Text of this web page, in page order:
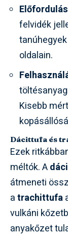
felvidék
oldalain.
Kisebb
Dácittufa és
Ezek
méltók. A
átmeneti
atrachittufa
vulkáni
anyakőzet